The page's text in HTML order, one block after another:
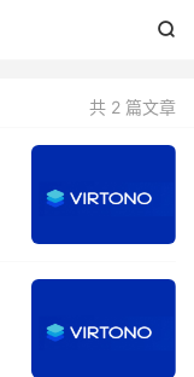

共 2 篇文章